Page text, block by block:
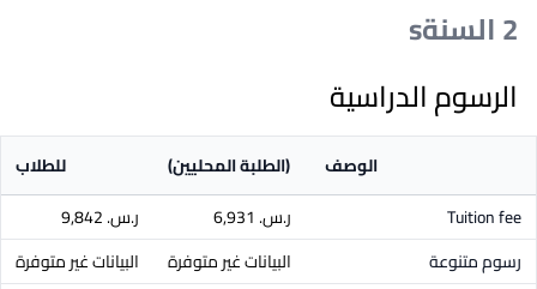
2 السنةs
الرسوم الدراسية
الوصف (الطلبة المحليين)
للطلاب
Tuition fee
ر.س.‏ 6,931
ر.س.‏ 9,842
رسوم متنوعة
البيانات غير متوفرة البيانات غير متوفرة